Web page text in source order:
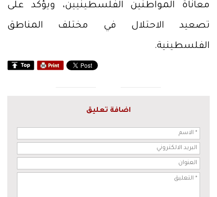
معاناة المواطنين الفلسطينيين، ويؤكد على
تصعيد الاحتلال في مختلف المناطق
الفلسطينية.
اضافة تعليق